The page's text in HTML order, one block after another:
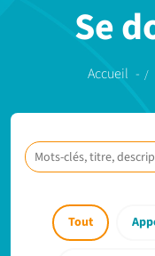
Se
Accueil
Tout